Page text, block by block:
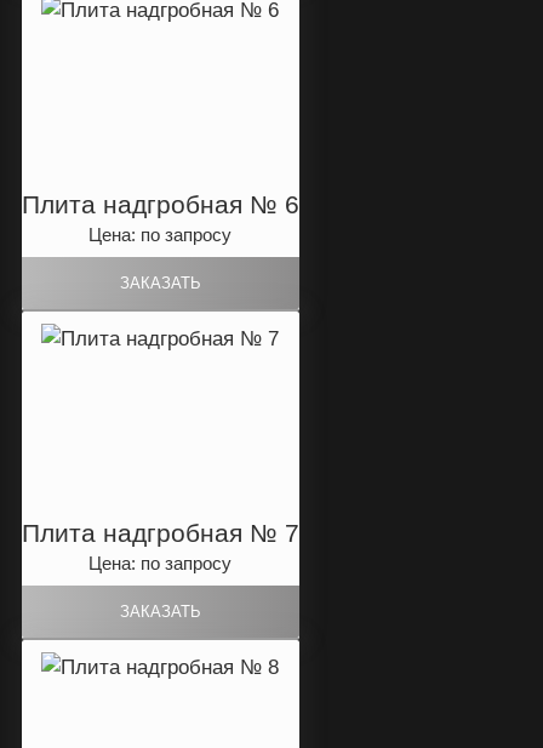
Плита надгробная № 6
Цена: по запросу
Плита надгробная № 7
Цена: по запросу